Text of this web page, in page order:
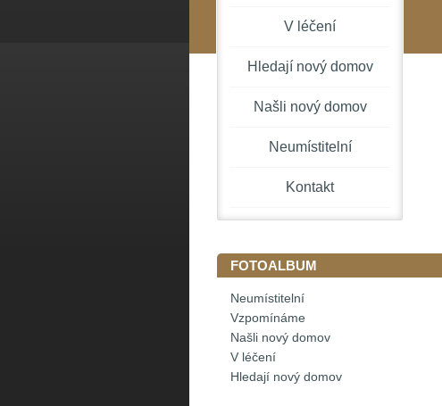
V léčení
Hledají nový domov
Našli nový domov
Neumístitelní
Kontakt
FOTOALBUM
Neumístitelní
Vzpomínáme
Našli nový domov
V léčení
Hledají nový domov